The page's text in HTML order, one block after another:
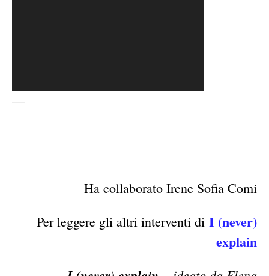
—
Ha collaborato Irene Sofia Comi
Per leggere gli altri interventi di I (never)
explain